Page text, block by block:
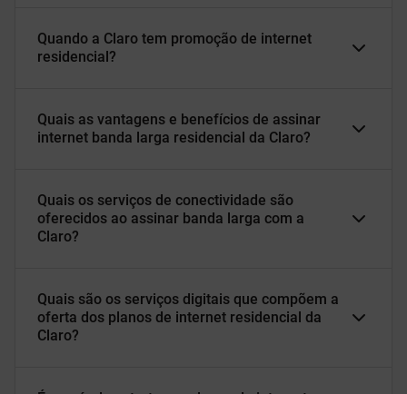
Quando a Claro tem promoção de internet
residencial?
Quais as vantagens e benefícios de assinar
internet banda larga residencial da Claro?
Quais os serviços de conectividade são
oferecidos ao assinar banda larga com a
Claro?
Quais são os serviços digitais que compõem a
oferta dos planos de internet residencial da
Claro?